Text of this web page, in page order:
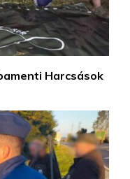
Harcsások